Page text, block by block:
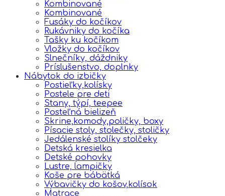
Kombinované
Kombinované
Fusáky do kočíkov
Rukávniky do kočíka
Tašky ku kočíkom
Vložky do kočíkov
Slnečníky, dáždniky
Príslušenstvo, doplnky
Nábytok do izbičky
Postieľky,kolísky
Postele pre deti
Stany, týpí, teepee
Posteľná bielizeň
Skrine,komody,poličky, boxy
Písacie stoly, stolečky, stoličky
Jedálenské stolíky stolčeky
Detská kresielka
Detské pohovky
Lustre, lampičky
Koše pre bábätká
Výbavičky do košov,kolísok
Matrace